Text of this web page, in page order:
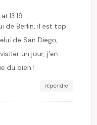
13:19
de Berlin, il est top
de San Diego,
un jour, j’en
du bien !
répondre